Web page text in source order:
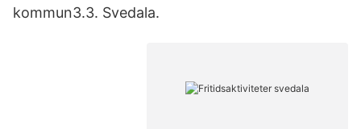
kommun3.3. Svedala.